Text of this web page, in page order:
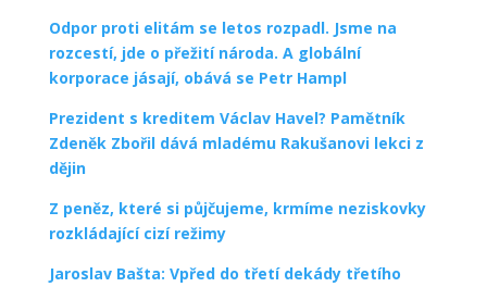
Odpor proti elitám se letos rozpadl. Jsme na
rozcestí, jde o přežití národa. A globální
korporace jásají, obává se Petr Hampl
Prezident s kreditem Václav Havel? Pamětník
Zdeněk Zbořil dává mladému Rakušanovi lekci z
dějin
Z peněz, které si půjčujeme, krmíme neziskovky
rozkládající cizí režimy
Jaroslav Bašta: Vpřed do třetí dekády třetího